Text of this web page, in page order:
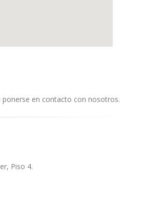
en contacto con nosotros.
Piso 4.